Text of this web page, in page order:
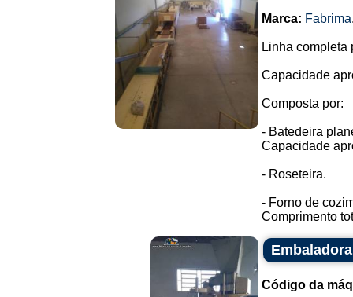
Marca: Fabrima
Linha completa
Capacidade
Composta por:
- Batedeira
Capacidade
- Roseteira.
- Forno de
Comprimento
Código da